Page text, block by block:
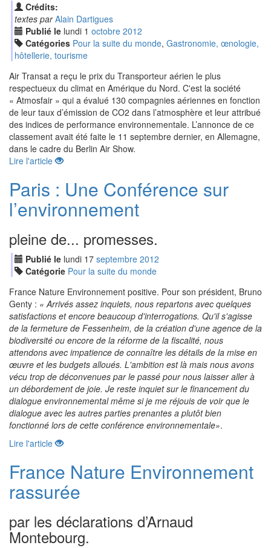
Crédits:
textes par Alain Dartigues
Publié le lundi 1 octobre 2012
Catégories Pour la suite du monde, Gastronomie, œnologie,
hôtellerie, tourisme
Air Transat a reçu le prix du Transporteur aérien le plus
respectueux du climat en Amérique du Nord. C'est la société
« Atmosfair » qui a évalué 130 compagnies aériennes en fonction
de leur taux d’émission de CO2 dans l’atmosphère et leur attribué
des indices de performance environnementale. L’annonce de ce
classement avait été faite le 11 septembre dernier, en Allemagne,
dans le cadre du Berlin Air Show.
Lire l'article
Paris : Une Conférence sur
l’environnement
pleine de... promesses.
Publié le lundi 17 septembre 2012
Catégorie Pour la suite du monde
France Nature Environnement positive. Pour son président, Bruno
Genty : « Arrivés assez inquiets, nous repartons avec quelques
satisfactions et encore beaucoup d'interrogations. Qu'il s'agisse
de la fermeture de Fessenheim, de la création d'une agence de la
biodiversité ou encore de la réforme de la fiscalité, nous
attendons avec impatience de connaître les détails de la mise en
œuvre et les budgets alloués. L'ambition est là mais nous avons
vécu trop de déconvenues par le passé pour nous laisser aller à
un débordement de joie. Je reste inquiet sur le financement du
dialogue environnemental même si je me réjouis de voir que le
dialogue avec les autres parties prenantes a plutôt bien
fonctionné lors de cette conférence environnementale».
Lire l'article
France Nature Environnement
rassurée
par les déclarations d’Arnaud
Montebourg.